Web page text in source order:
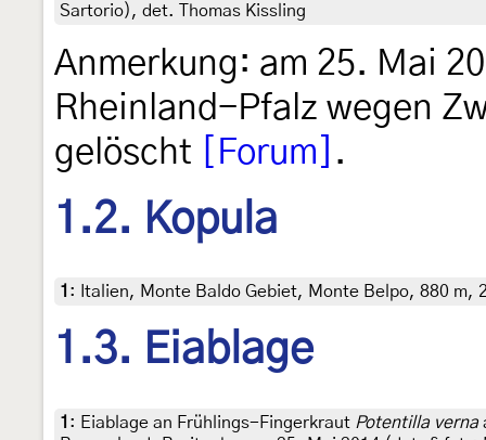
Sartorio), det. Thomas Kissling
Anmerkung: am 25. Mai
Rheinland-Pfalz wegen
gelöscht
[Forum] .
1.2. Kopula
1 : Italien, Monte Baldo Gebiet, Monte Belpo, 880
1.3. Eiablage
1 : Eiablage an Frühlings-Fingerkraut Potentilla verna